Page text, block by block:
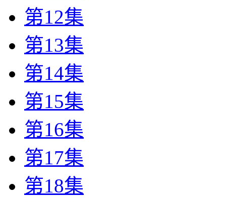
第12集
第13集
第14集
第15集
第16集
第17集
第18集